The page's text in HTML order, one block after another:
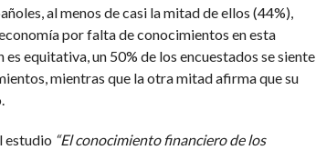
al menos de casi la mitad de ellos (44%),
por falta de conocimientos en esta
equitativa, un 50% de los encuestados se siente
mientras que la otra mitad afirma que su
estudio “El conocimiento financiero de los